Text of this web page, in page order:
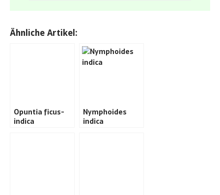
Ähnliche Artikel:
Opuntia ficus-
indica
Nymphoides
indica